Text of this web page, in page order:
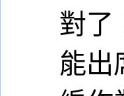
對了
能出